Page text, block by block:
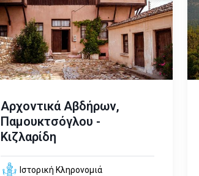
Αρχοντικά Αβδήρων,
Παμουκτσόγλου -
Κιζλαρίδη
Ιστορική Κληρονομιά